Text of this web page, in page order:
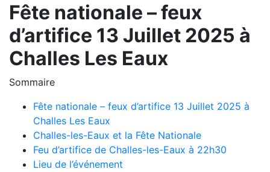
Fête nationale – feux
d’artifice 13 Juillet 2025 à
Challes Les Eaux
Sommaire
Fête nationale – feux d’artifice 13 Juillet 2025 à
Challes Les Eaux
Challes-les-Eaux et la Fête Nationale
Feu d’artifice de Challes-les-Eaux à 22h30
Lieu de l’événement